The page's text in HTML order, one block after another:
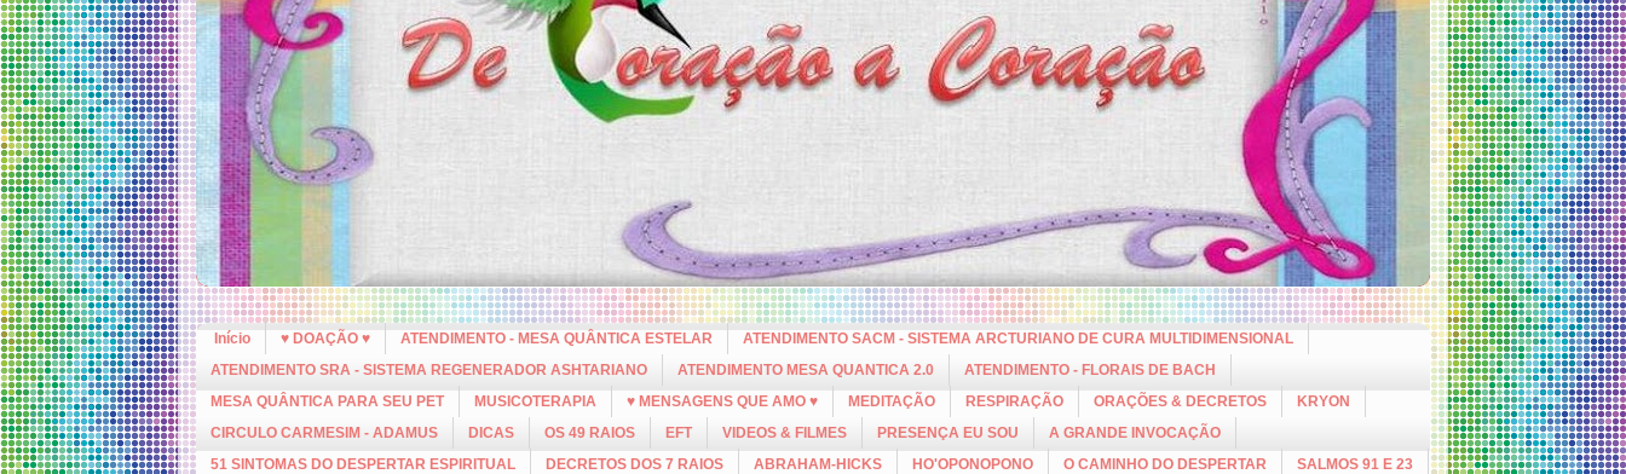
Início ♥ DOAÇÃO ♥ ATENDIMENTO - MESA QUÂNTICA ESTELAR
ATENDIMENTO SACM - SISTEMA ARCTURIANO DE CURA MULTIDIMENSIONAL
ATENDIMENTO SRA - SISTEMA REGENERADOR ASHTARIANO
ATENDIMENTO MESA QUANTICA 2.0
ATENDIMENTO - FLORAIS DE BACH
MESA QUÂNTICA PARA SEU PET
MUSICOTERAPIA ♥ MENSAGENS QUE AMO ♥ MEDITAÇÃO RESPIRAÇÃO ORAÇÕES & DECRETOS
KRYON
CIRCULO CARMESIM - ADAMUS
DICAS OS 49 RAIOS EFT VIDEOS & FILMES PRESENÇA EU SOU
A GRANDE INVOCAÇÃO
51 SINTOMAS DO DESPERTAR ESPIRITUAL
DECRETOS DOS 7 RAIOS ABRAHAM-HICKS HO'OPONOPONO O CAMINHO DO DESPERTAR
SALMOS 91 E 23